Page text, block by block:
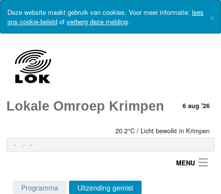
Deze website maakt gebruik van cookies. Voor meer informatie: lees
ons cookie-beleid of verberg deze melding. ×
Lokale Omroep Krimpen 6 aug '26
20.2°C / Licht bewolkt in Krimpen
- -
MENU
Programma
Uitzending gemist